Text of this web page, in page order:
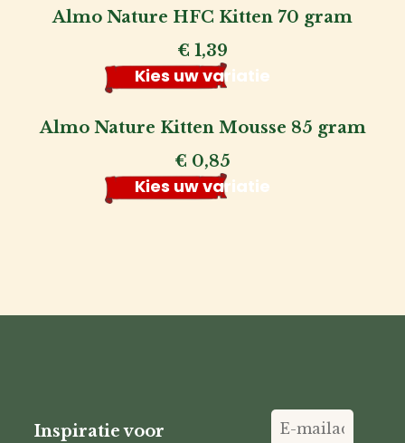
Almo Nature HFC Kitten 70 gram
€ 1,39
Kies uw variatie
Almo Nature Kitten Mousse 85 gram
€ 0,85
Kies uw variatie
Inspiratie voor